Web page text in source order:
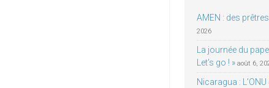
AMEN : des
2026
La journée du
Let’s go ! » août 6,
Nicaragua :